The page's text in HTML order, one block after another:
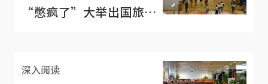
“憋疯了”大举出国旅
深入阅读